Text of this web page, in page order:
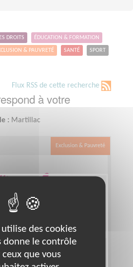
DROITS ÉDUCATION & FORMATION
& PAUVRETÉ SANTÉ SPORT
Flux RSS de cette recherche
à votre
: Martillac
Exclusion & Pauvreté
du centre des
utilise des cookies
donne le contrôle
ceux que vous